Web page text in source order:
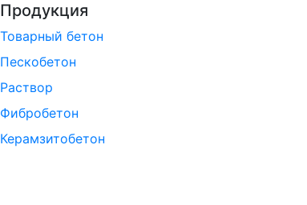
Продукция
Товарный бетон
Пескобетон
Раствор
Фибробетон
Керамзитобетон